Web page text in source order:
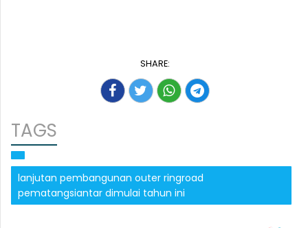
SHARE:
TAGS
lanjutan pembangunan outer ringroad
pematangsiantar dimulai tahun ini